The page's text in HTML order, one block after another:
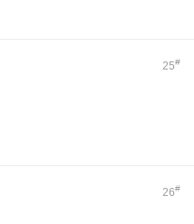
25#
26#